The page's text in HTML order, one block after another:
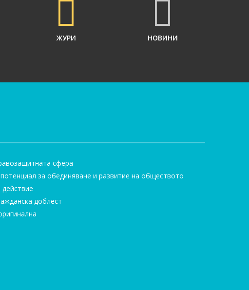
ЖУРИ НОВИНИ
сфера
за обединяване и развитие на обществото
доблест